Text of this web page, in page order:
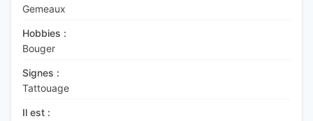
Gemeaux
Hobbies :
Bouger
Signes :
Tattouage
Il est :